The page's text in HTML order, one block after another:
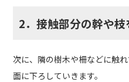
2．接触部分の幹や枝
次に、隣の樹木や柵などに触
面に下ろしていきます。